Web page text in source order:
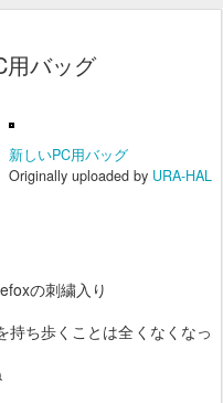
用バッグ
新しいPC用バッグ
Originally uploaded by URA-HAL
の刺繍入り
持ち歩くことは全くなくなっ